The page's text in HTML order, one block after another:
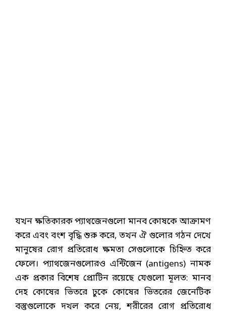
যখন ক্ষতিকারক প্যাথজেনগুলো মানব কোষকে আক্রামণ
করে ‍এবং বংশ বৃদ্ধি শুরু করে, তখন ঐ গুলোর গঠন দেখে
মানুষের রোগ প্রতিরোধ ক্ষমতা সেগুলোকে চিহ্নিত করে
ফেলে। প্যাথজেনগুলোরও এন্টিজেন (antigens) নামক
এক প্রকার বিশেষ প্রোটিন রয়েছে যেগুলো মূলত: মানব
দেহ কোষের ভিতরে ঢুকে কোষের ভিতরের জেনেটিক
বস্তুগুলোকে দখল করে নেয়, শরীরের রোগ প্রতিরোধ